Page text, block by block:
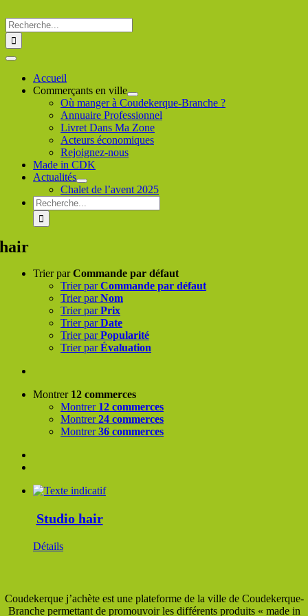
au
contenu
Rechercher
:
Toggle
NavigationAccueil
Commerçants en ville
Où manger à Coudekerque-Branche ?
Annuaire Professionnel
Livret Dans Ma Zone
Acteurs économiques
Rejoignez-nous
Made in CDK
Actualités
Chalet de l’avent 2025
Rechercher
:
hair
Trier parCommande par défaut
Trier parCommande par défaut
Trier parNom
Trier parPrix
Trier parDate
Trier parPopularité
Trier parÉvaluation
Montrer 12 commerces
Montrer 12 commerces
Montrer24 commerces
Montrer36 commerces
Studio hair
Détails
Coudekerque j’achète est une plateforme de la ville de Coudekerque-
Branche permettant de promouvoir les différents produits « made in